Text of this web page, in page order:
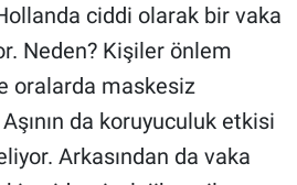
ciddi olarak bir vaka
Neden? Kişiler önlem
oralarda maskesiz
da koruyuculuk etkisi
Arkasından da vaka